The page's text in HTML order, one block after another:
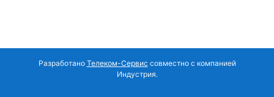
Разработано Телеком-Сервис совместно с компанией
Индустрия.